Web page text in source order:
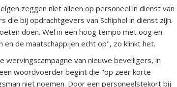
zeggen niet alleen op personeel in dienst van
die bij opdrachtgevers van Schiphol in dienst zijn.
doen. Wel in een hoog tempo met oog en
de maatschappijen echt op", zo klinkt het.
wervingscampagne van nieuwe beveiligers, in
woordvoerder begint die "op zeer korte
niet noemen. Door een personeelstekort bij